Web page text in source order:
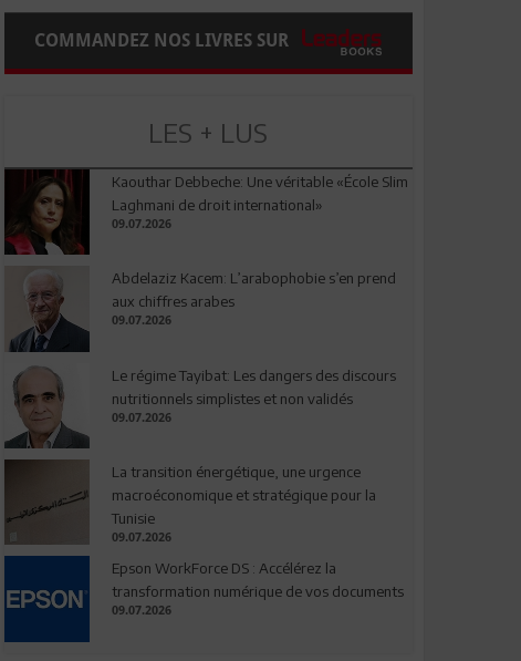
COMMANDEZ NOS LIVRES SUR
LES + LUS
Kaouthar Debbeche: Une véritable «École Slim
Laghmani de droit international»
09.07.2026
Abdelaziz Kacem: L’arabophobie s’en prend
aux chiffres arabes
09.07.2026
Le régime Tayibat: Les dangers des discours
nutritionnels simplistes et non validés
09.07.2026
La transition énergétique, une urgence
macroéconomique et stratégique pour la
Tunisie
09.07.2026
Epson WorkForce DS : Accélérez la
transformation numérique de vos documents
09.07.2026